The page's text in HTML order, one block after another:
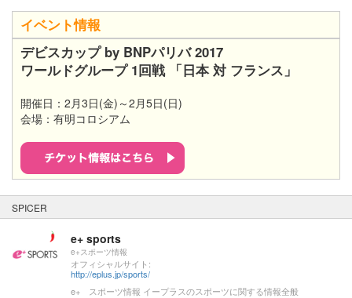
イベント情報
デビスカップ by BNPパリバ 2017
ワールドグループ 1回戦 「日本 対 フランス」
開催日：2月3日(金)～2月5日(日)
会場：有明コロシアム
SPICER
e+ sports
e+スポーツ情報
オフィシャルサイト:
http://eplus.jp/sports/
e+ スポーツ情報 イープラスのスポーツに関する情報全般